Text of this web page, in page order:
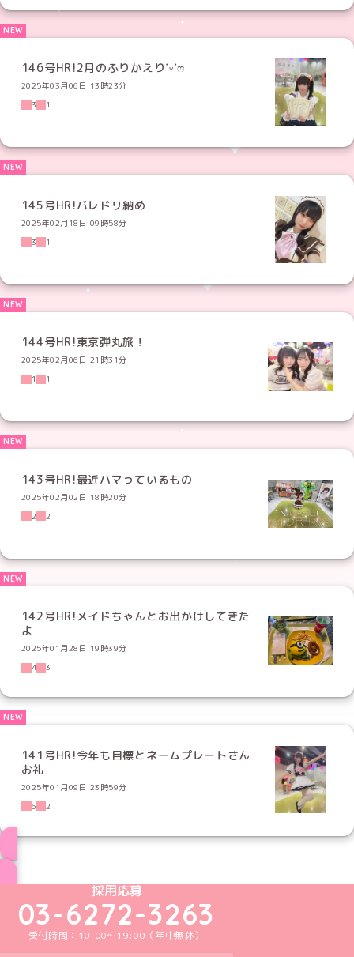
146号HR!2月のふりかえり˙ᵕ˙ෆ
2025年03月06日 13時23分
3
1
145号HR!バレドリ納め
2025年02月18日 09時58分
3
1
144号HR!東京弾丸旅！
2025年02月06日 21時31分
1
1
143号HR!最近ハマっているもの
2025年02月02日 18時20分
2
2
142号HR!メイドちゃんとお出かけしてきた
よ
2025年01月28日 19時39分
4
3
141号HR!今年も目標とネームプレートさん
お礼
2025年01月09日 23時59分
6
2
めいどりーみんTikTok公式アカウント
めいどりーみんX公式アカウント
めいどりーみんInstagram公式アカウント
めいどりーみんFacebook公式アカウン
めいどりーみんYouTube公式アカ
採用応募
03-6272-3263
受付時間：10:00～19:00（年中無休）